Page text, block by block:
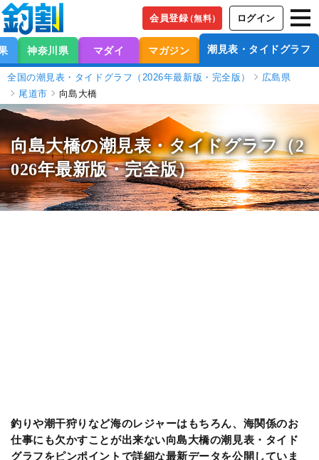
会員登録（無料） ログイン
神奈川県 マダイ マガジン 潮見表・タイドグラフ
全国の潮見表・タイドグラフ（2026年最新版・完全版）
広島県
尾道市
向島大橋
向島大橋の潮見表・タイドグラフ（2
026年最新版・完全版）
釣りや潮干狩りなど海のレジャーはもちろん、海関係のお
仕事にも欠かすことが出来ない向島大橋の潮見表・タイド
グラフをピンポイントで詳細な最新データを公開していま